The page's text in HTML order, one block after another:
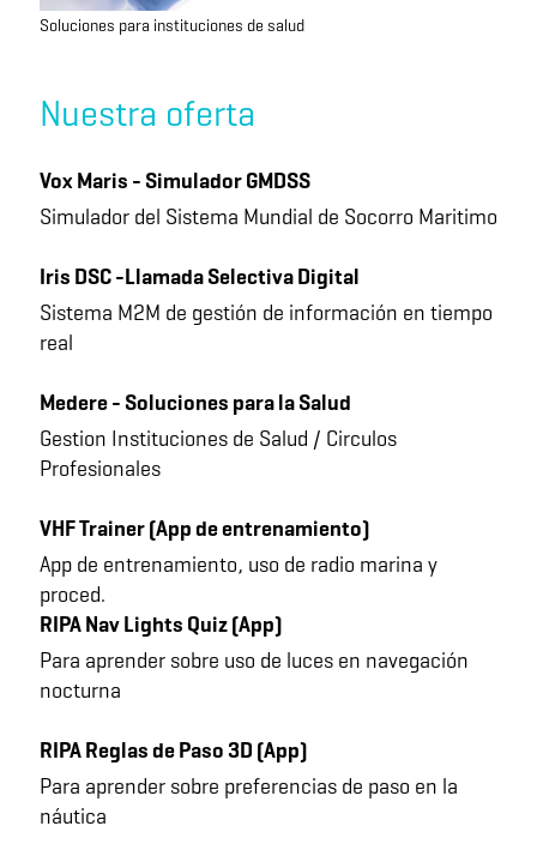
Soluciones para instituciones de salud
Nuestra oferta
Vox Maris - Simulador GMDSS
Simulador del Sistema Mundial de Socorro Maritimo
Iris DSC -Llamada Selectiva Digital
Sistema M2M de gestión de información en tiempo
real
Medere - Soluciones para la Salud
Gestion Instituciones de Salud / Circulos
Profesionales
VHF Trainer (App de entrenamiento)
App de entrenamiento, uso de radio marina y
proced.
RIPA Nav Lights Quiz (App)
Para aprender sobre uso de luces en navegación
nocturna
RIPA Reglas de Paso 3D (App)
Para aprender sobre preferencias de paso en la
náutica